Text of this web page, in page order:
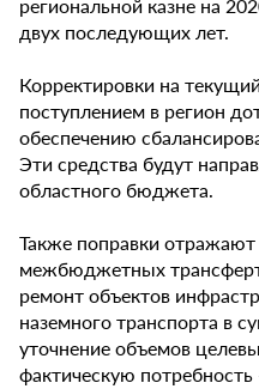
двух последующих лет.
Корректировки на
поступлением в регион
обеспечению
Эти средства будут
областного бюджета.
Также поправки отражают
межбюджетных
ремонт объектов
наземного транспорта в
уточнение объемов
фактическую